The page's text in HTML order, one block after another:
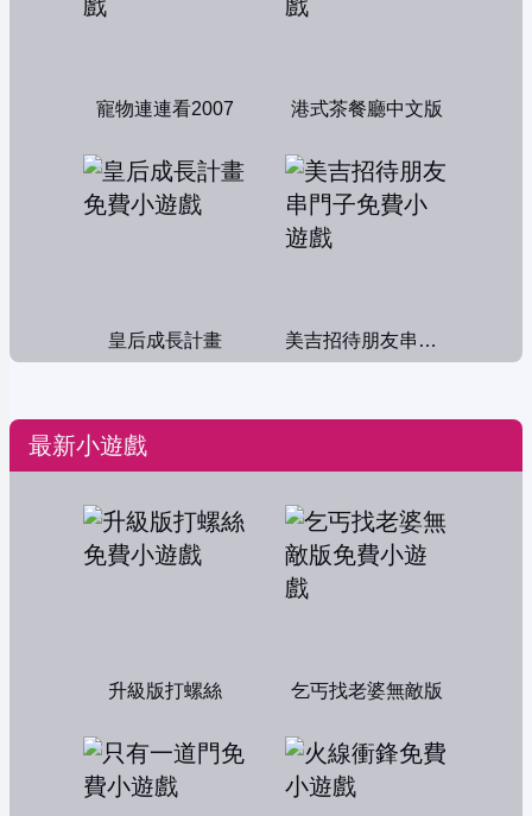
寵物連連看2007 港式茶餐廳中文版
皇后成長計畫 美吉招待朋友串門子
最新小遊戲
升級版打螺絲 乞丐找老婆無敵版